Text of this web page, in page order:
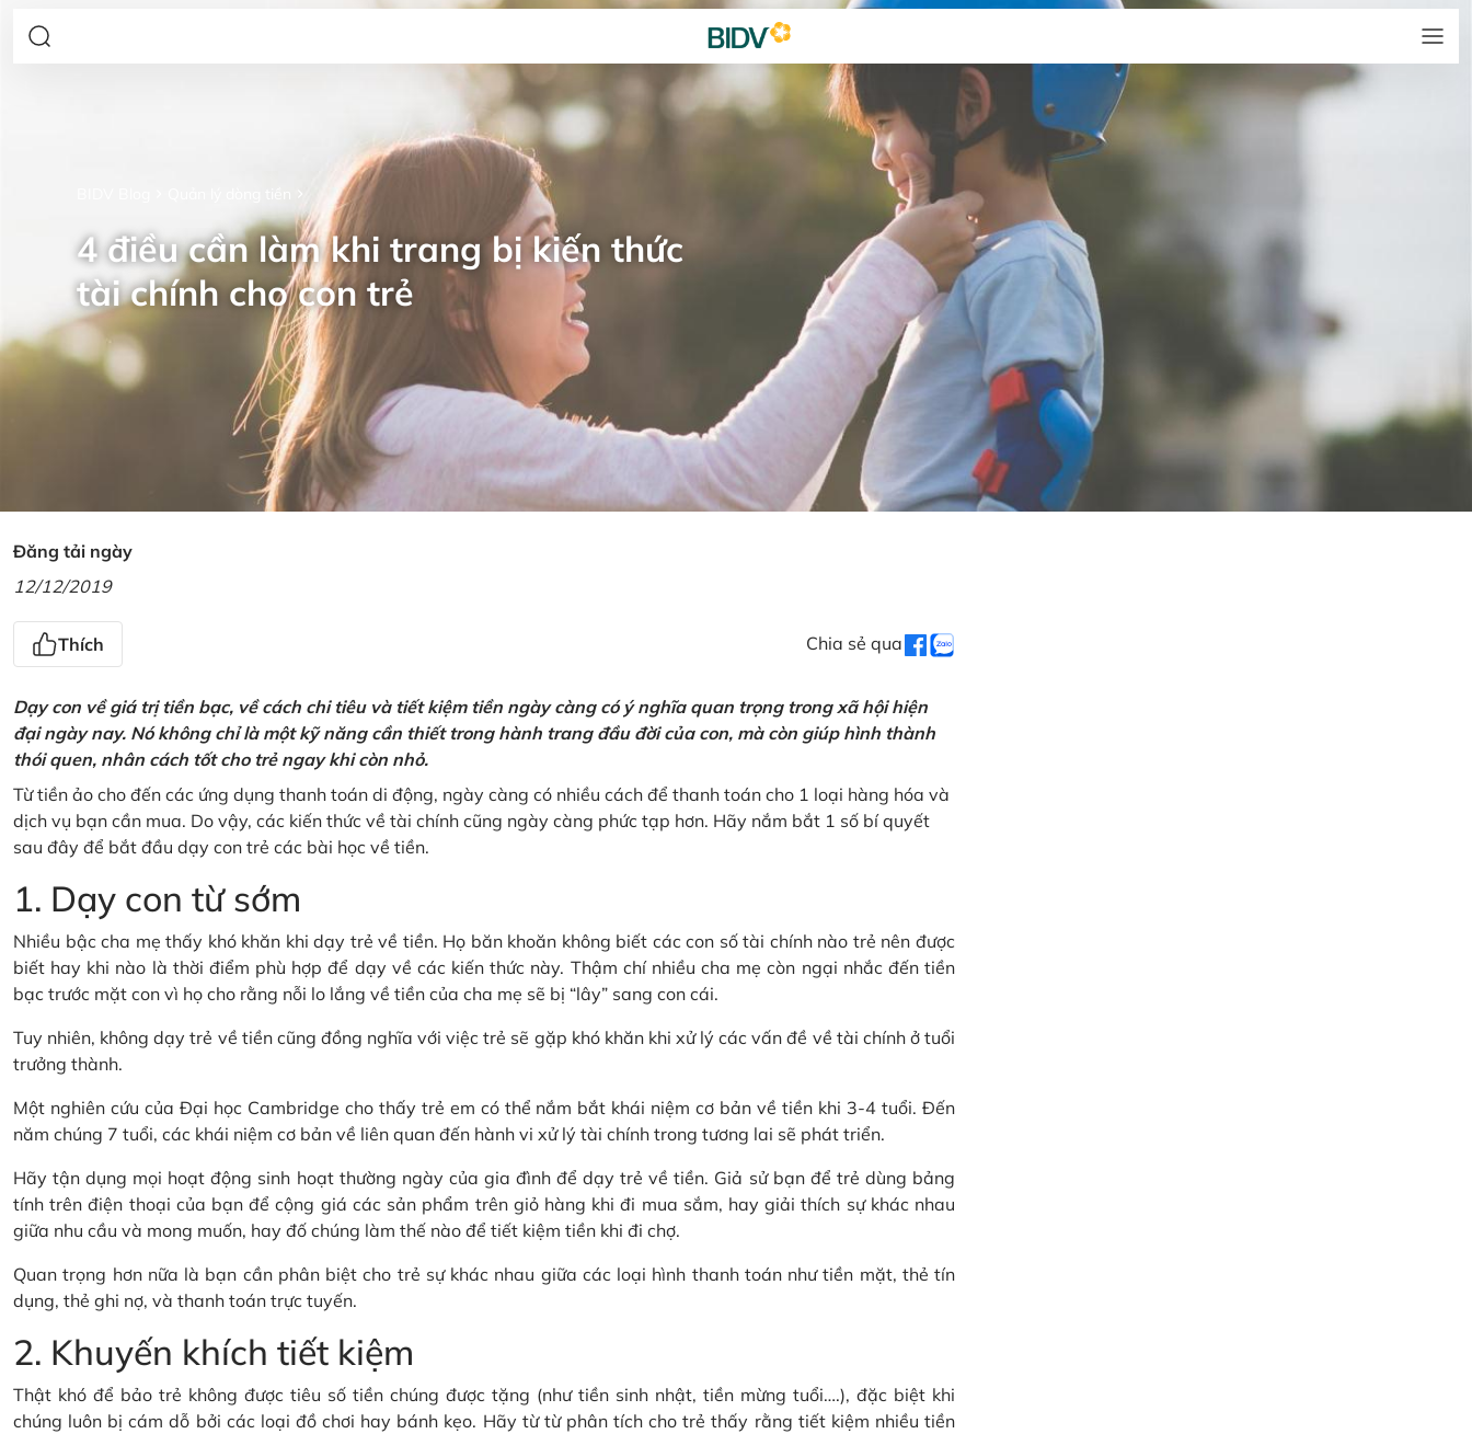
4 điều cần làm khi trang bị kiến thức
tài chính cho con trẻ
Đăng tải ngày
12/12/2019
Thích Chia sẻ qua
Dạy con về giá trị tiền bạc, về cách chi tiêu và tiết kiệm tiền ngày càng có ý nghĩa quan trọng trong xã hội hiện
đại ngày nay. Nó không chỉ là một kỹ năng cần thiết trong hành trang đầu đời của con, mà còn giúp hình thành
thói quen, nhân cách tốt cho trẻ ngay khi còn nhỏ.
Từ tiền ảo cho đến các ứng dụng thanh toán di động, ngày càng có nhiều cách để thanh toán cho 1 loại hàng hóa và
dịch vụ bạn cần mua. Do vậy, các kiến thức về tài chính cũng ngày càng phức tạp hơn. Hãy nắm bắt 1 số bí quyết
sau đây để bắt đầu dạy con trẻ các bài học về tiền.
1. Dạy con từ sớm
Nhiều bậc cha mẹ thấy khó khăn khi dạy trẻ về tiền. Họ băn khoăn không biết các con số tài chính nào trẻ nên được
biết hay khi nào là thời điểm phù hợp để dạy về các kiến thức này. Thậm chí nhiều cha mẹ còn ngại nhắc đến tiền
bạc trước mặt con vì họ cho rằng nỗi lo lắng về tiền của cha mẹ sẽ bị “lây” sang con cái.
Tuy nhiên, không dạy trẻ về tiền cũng đồng nghĩa với việc trẻ sẽ gặp khó khăn khi xử lý các vấn đề về tài chính ở tuổi
trưởng thành.
Một nghiên cứu của Đại học Cambridge cho thấy trẻ em có thể nắm bắt khái niệm cơ bản về tiền khi 3-4 tuổi. Đến
năm chúng 7 tuổi, các khái niệm cơ bản về liên quan đến hành vi xử lý tài chính trong tương lai sẽ phát triển.
Hãy tận dụng mọi hoạt động sinh hoạt thường ngày của gia đình để dạy trẻ về tiền. Giả sử bạn để trẻ dùng bảng
tính trên điện thoại của bạn để cộng giá các sản phẩm trên giỏ hàng khi đi mua sắm, hay giải thích sự khác nhau
giữa nhu cầu và mong muốn, hay đố chúng làm thế nào để tiết kiệm tiền khi đi chợ.
Quan trọng hơn nữa là bạn cần phân biệt cho trẻ sự khác nhau giữa các loại hình thanh toán như tiền mặt, thẻ tín
dụng, thẻ ghi nợ, và thanh toán trực tuyến.
2. Khuyến khích tiết kiệm
Thật khó để bảo trẻ không được tiêu số tiền chúng được tặng (như tiền sinh nhật, tiền mừng tuổi….), đặc biệt khi
chúng luôn bị cám dỗ bởi các loại đồ chơi hay bánh kẹo. Hãy từ từ phân tích cho trẻ thấy rằng tiết kiệm nhiều tiền